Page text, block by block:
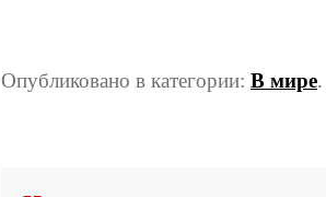
Опубликовано в категории: В мире